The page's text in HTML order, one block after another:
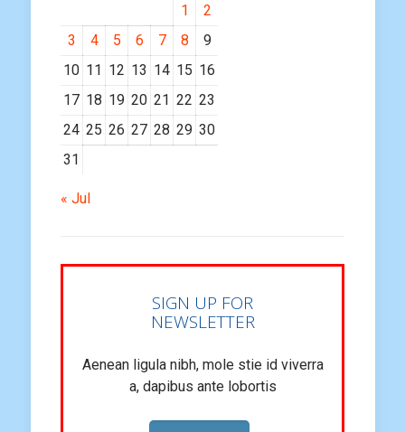
1
2
3
4 5 6 7 8
9
10 11 12 13 14 15 16
17 18 19 20 21 22 23
24 25 26 27 28 29 30
31
« Jul
SIGN UP FOR
NEWSLETTER
Aenean ligula nibh, mole stie id viverra
a, dapibus ante lobortis